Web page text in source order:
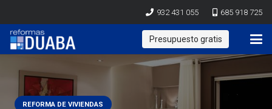
932 431 055 685 918 725
Presupuesto gratis
REFORMA DE VIVIENDAS